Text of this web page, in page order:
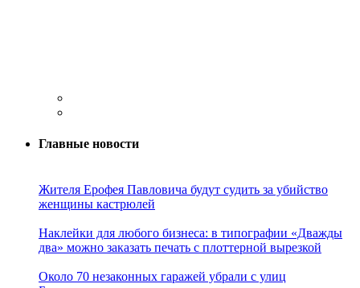
Главные новости
Жителя Ерофея Павловича будут судить за убийство
женщины кастрюлей
Наклейки для любого бизнеса: в типографии «Дважды
два» можно заказать печать с плоттерной вырезкой
Около 70 незаконных гаражей убрали с улиц